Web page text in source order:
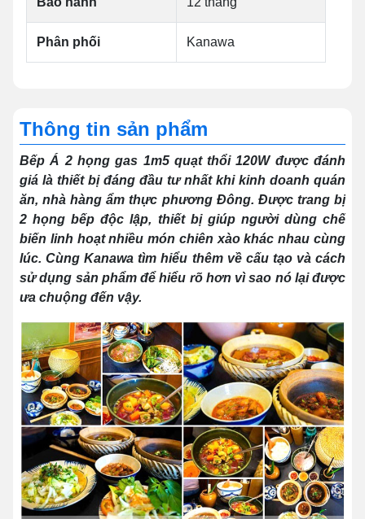
Phân phối Kanawa
Thông tin sản phẩm
Bếp Á 2 họng gas 1m5 quạt thổi 120W được đánh
giá là thiết bị đáng đầu tư nhất khi kinh doanh quán
ăn, nhà hàng ẩm thực phương Đông. Được trang bị
2 họng bếp độc lập, thiết bị giúp người dùng chế
biến linh hoạt nhiều món chiên xào khác nhau cùng
lúc. Cùng Kanawa tìm hiểu thêm về cấu tạo và cách
sử dụng sản phẩm để hiểu rõ hơn vì sao nó lại được
ưa chuộng đến vậy.